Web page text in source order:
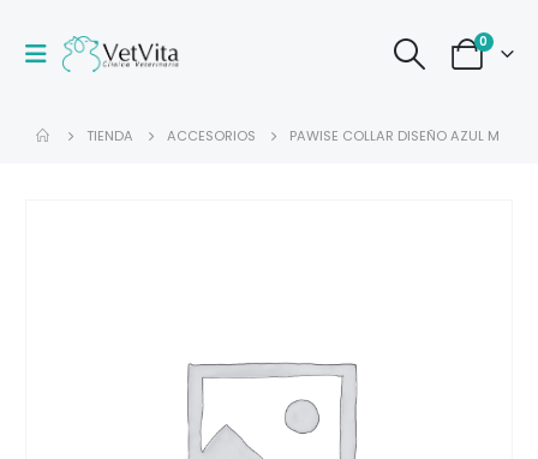
0
TIENDA ACCESORIOS PAWISE COLLAR DISEÑO AZUL M